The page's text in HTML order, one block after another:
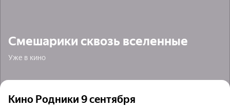
Смешарики сквозь вселенные
Уже в кино
Кино Родники 9 сентября